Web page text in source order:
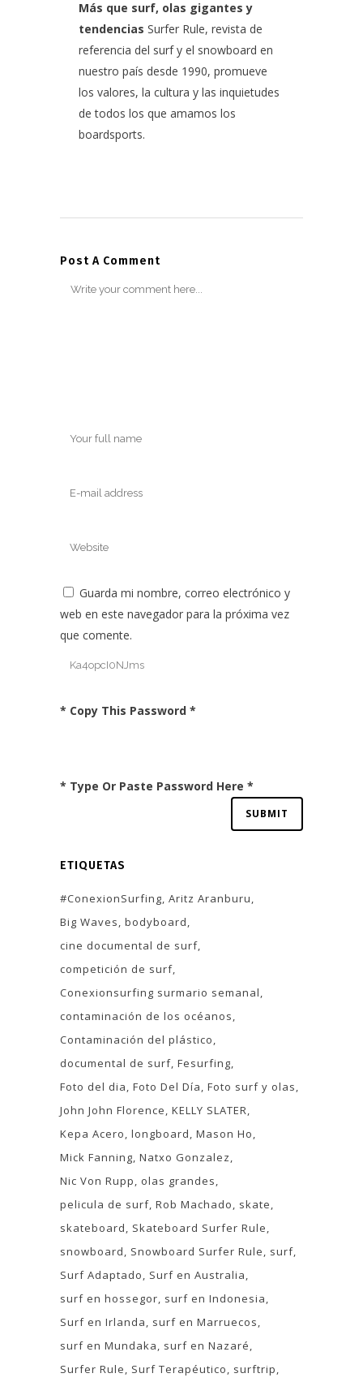
Más que surf, olas gigantes y
tendencias Surfer Rule, revista de
referencia del surf y el snowboard en
nuestro país desde 1990, promueve
los valores, la cultura y las inquietudes
de todos los que amamos los
boardsports.
Post A Comment
Guarda mi nombre, correo electrónico y
web en este navegador para la próxima vez
que comente.
* Copy This Password *
* Type Or Paste Password Here *
ETIQUETAS
#ConexionSurfing Aritz Aranburu
Big Waves bodyboard
cine documental de surf
competición de surf
Conexionsurfing surmario semanal
contaminación de los océanos
Contaminación del plástico
documental de surf Fesurfing
Foto del dia Foto Del Día Foto surf y olas
John John Florence KELLY SLATER
Kepa Acero longboard Mason Ho
Mick Fanning Natxo Gonzalez
Nic Von Rupp
olas grandes
pelicula de surf Rob Machado
skate
skateboard
Skateboard Surfer Rule
snowboard
Snowboard Surfer Rule
surf
Surf Adaptado
Surf en Australia
surf en hossegor surf en Indonesia
Surf en Irlanda
surf en Marruecos
surf en Mundaka
surf en Nazaré
Surfer Rule
Surf Terapéutico surftrip